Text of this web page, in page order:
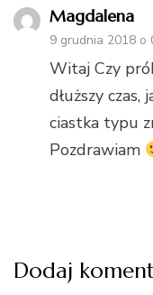
Magdalena
9 grudnia 2018 o
Witaj Czy
dłuższy
ciastka typu
Pozdrawiam
Dodaj